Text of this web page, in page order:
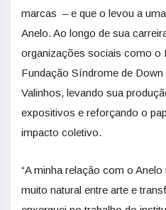
marcas – e que o levou a
Anelo. Ao longo de sua
organizações sociais como o
Fundação Síndrome de
Valinhos, levando sua
expositivos e reforçando o
impacto coletivo.
“A minha relação com o
muito natural entre arte e